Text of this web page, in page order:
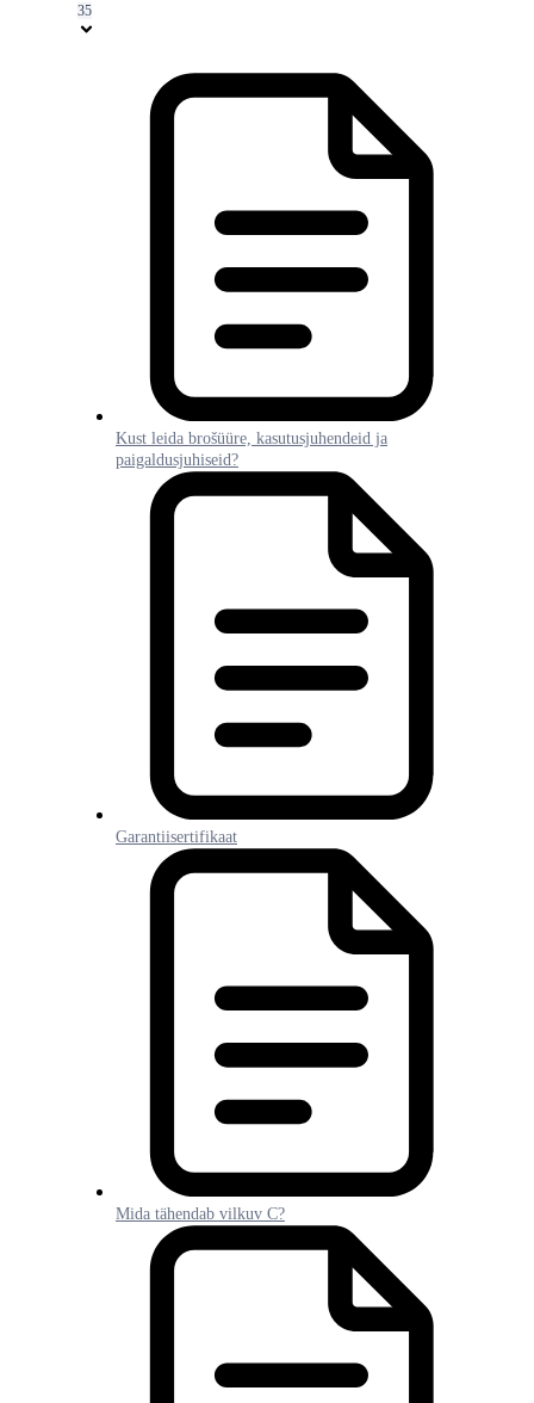
35
Kust leida brošüüre, kasutusjuhendeid ja
paigaldusjuhiseid?
Garantiisertifikaat
Mida tähendab vilkuv C?